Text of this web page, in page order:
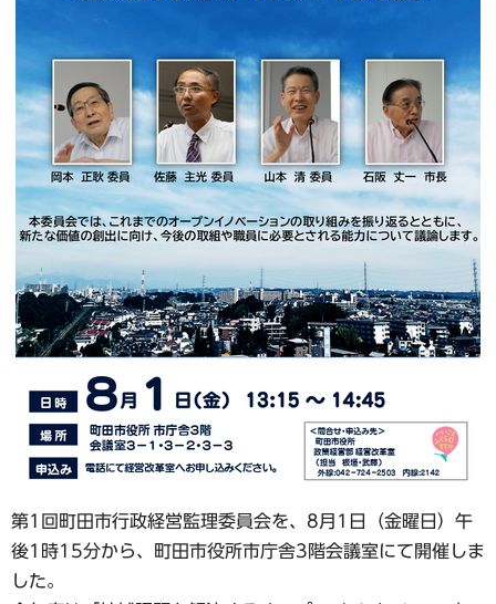
第1回町田市行政経営監理委員会を、8月1日（金曜日）午
後1時15分から、町田市役所市庁舎3階会議室にて開催しま
した。